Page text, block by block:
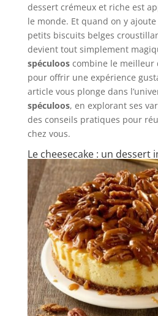
dessert crémeux et riche est
le monde. Et quand on y ajoute
petits biscuits belges
devient tout simplement
spéculooscombine le meilleur
pour offrir une expérience
article vous plonge dans
spéculoos, en explorant ses
des conseils pratiques pour
chez vous.
Le cheesecake : un dessert